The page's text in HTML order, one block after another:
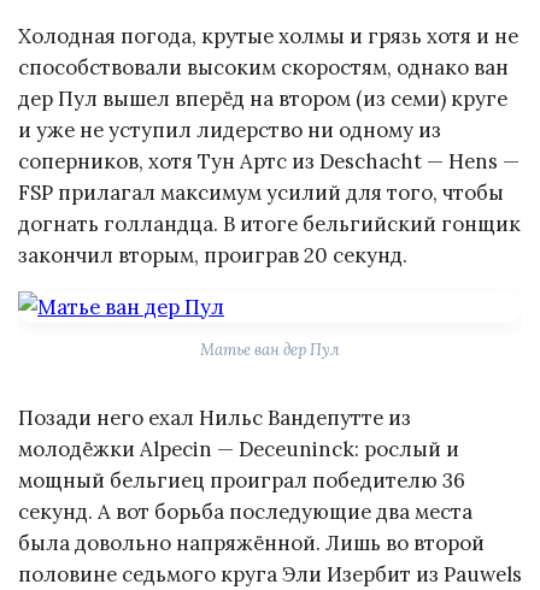
Холодная погода, крутые холмы и грязь хотя и не
способствовали высоким скоростям, однако ван
дер Пул вышел вперёд на втором (из семи) круге
и уже не уступил лидерство ни одному из
соперников, хотя Тун Артс из Deschacht — Hens —
FSP прилагал максимум усилий для того, чтобы
догнать голландца. В итоге бельгийский гонщик
закончил вторым, проиграв 20 секунд.
Матье ван дер Пул
Позади него ехал Нильс Вандепутте из
молодёжки Alpecin — Deceuninck: рослый и
мощный бельгиец проиграл победителю 36
секунд. А вот борьба последующие два места
была довольно напряжённой. Лишь во второй
половине седьмого круга Эли Изербит из Pauwels